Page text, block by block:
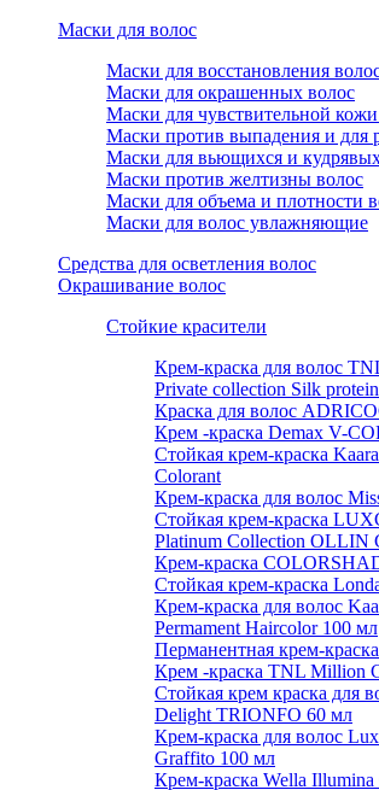
Маски для волос
Маски для восстановления
Маски для окрашенных волос
Маски для чувствительной
Маски против выпадения и для
Маски для вьющихся и
Маски против желтизны волос
Маски для объема и плотности
Маски для волос увлажняющие
Средства для осветления волос
Окрашивание волос
Стойкие красители
Крем-краска для волос
Private collection Silk
Краска для волос
Крем -краска Demax V-
Стойкая крем-краска
Colorant
Крем-краска для волос
Стойкая крем-краска
Platinum Collection OLLIN
Крем-краска
Стойкая крем-краска
Крем-краска для волос
Permament Haircolor 100 мл
Перманентная крем-
Крем -краска TNL Million
Стойкая крем краска для
Delight TRIONFO 60 мл
Крем-краска для волос
Graffito 100 мл
Крем-краска Wella